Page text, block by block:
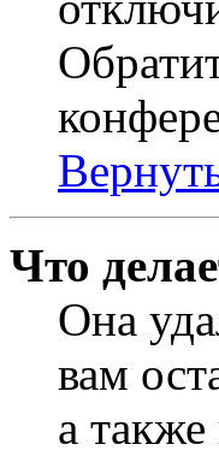
Что
Она
вам
а